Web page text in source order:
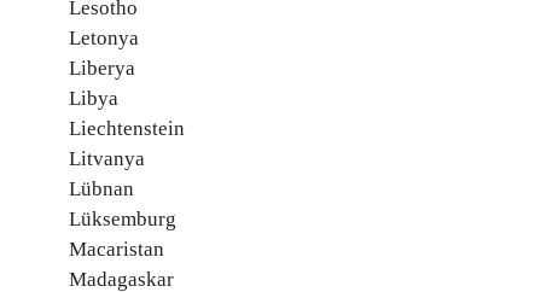
Lesotho
Letonya
Liberya
Libya
Liechtenstein
Litvanya
Lübnan
Lüksemburg
Macaristan
Madagaskar